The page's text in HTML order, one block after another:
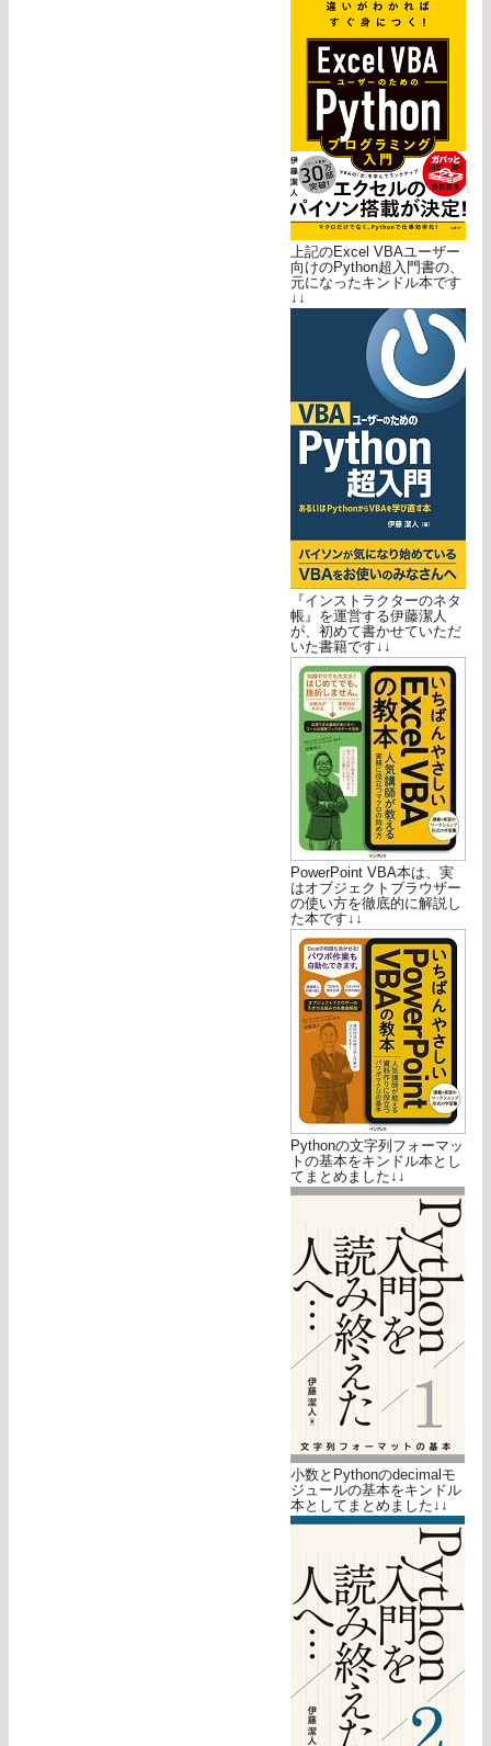
上記のExcel VBAユーザー
向けのPython超入門書の、
元になったキンドル本です
↓↓
『インストラクターのネタ
帳』を運営する伊藤潔人
が、初めて書かせていただ
いた書籍です↓↓
PowerPoint VBA本は、実
はオブジェクトブラウザー
の使い方を徹底的に解説し
た本です↓↓
Pythonの文字列フォーマッ
トの基本をキンドル本とし
てまとめました↓↓
小数とPythonのdecimalモ
ジュールの基本をキンドル
本としてまとめました↓↓